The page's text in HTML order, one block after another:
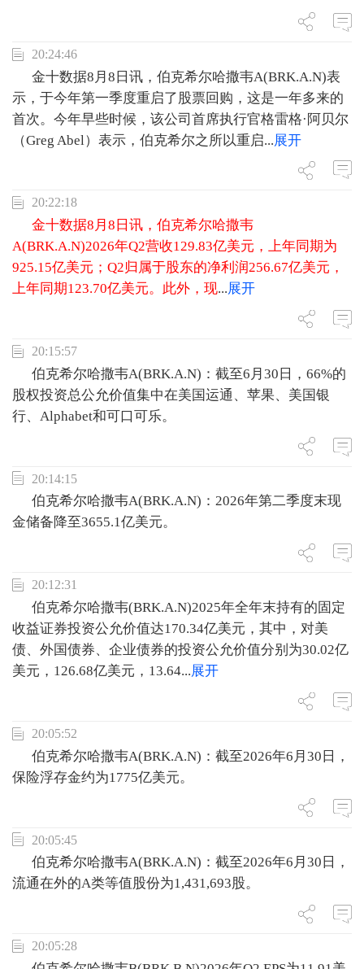
20:24:46
金十数据8月8日讯，伯克希尔哈撒韦A(BRK.A.N)表
示，于今年第一季度重启了股票回购，这是一年多来的
首次。今年早些时候，该公司首席执行官格雷格·阿贝尔
（Greg Abel）表示，伯克希尔之所以重启...展开
20:22:18
金十数据8月8日讯，伯克希尔哈撒韦
A(BRK.A.N)2026年Q2营收129.83亿美元，上年同期为
925.15亿美元；Q2归属于股东的净利润256.67亿美元，
上年同期123.70亿美元。此外，现...展开
20:15:57
伯克希尔哈撒韦A(BRK.A.N)：截至6月30日，66%的
股权投资总公允价值集中在美国运通、苹果、美国银
行、Alphabet和可口可乐。
20:14:15
伯克希尔哈撒韦A(BRK.A.N)：2026年第二季度末现
金储备降至3655.1亿美元。
20:12:31
伯克希尔哈撒韦(BRK.A.N)2025年全年末持有的固定
收益证券投资公允价值达170.34亿美元，其中，对美
债、外国债券、企业债券的投资公允价值分别为30.02亿
美元，126.68亿美元，13.64...展开
20:05:52
伯克希尔哈撒韦A(BRK.A.N)：截至2026年6月30日，
保险浮存金约为1775亿美元。
20:05:45
伯克希尔哈撒韦A(BRK.A.N)：截至2026年6月30日，
流通在外的A类等值股份为1,431,693股。
20:05:28